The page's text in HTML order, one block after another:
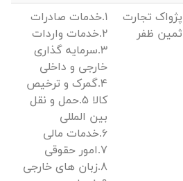
پژواک تجارت
ثمین ظفر
1.خدمات صادرات
2.خدمات واردات
3.سرمایه گذاری
خارجی و داخلی
4.گمرک و ترخیص
کالا 5.حمل و نقل
بین المللی
6.خدمات مالی
7.امور حقوقی
8.زبان های خارجی